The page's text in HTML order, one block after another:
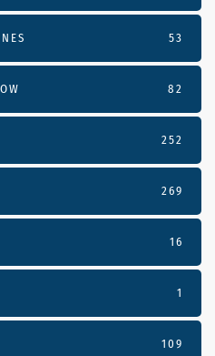
53
82
252
269
16
1
109